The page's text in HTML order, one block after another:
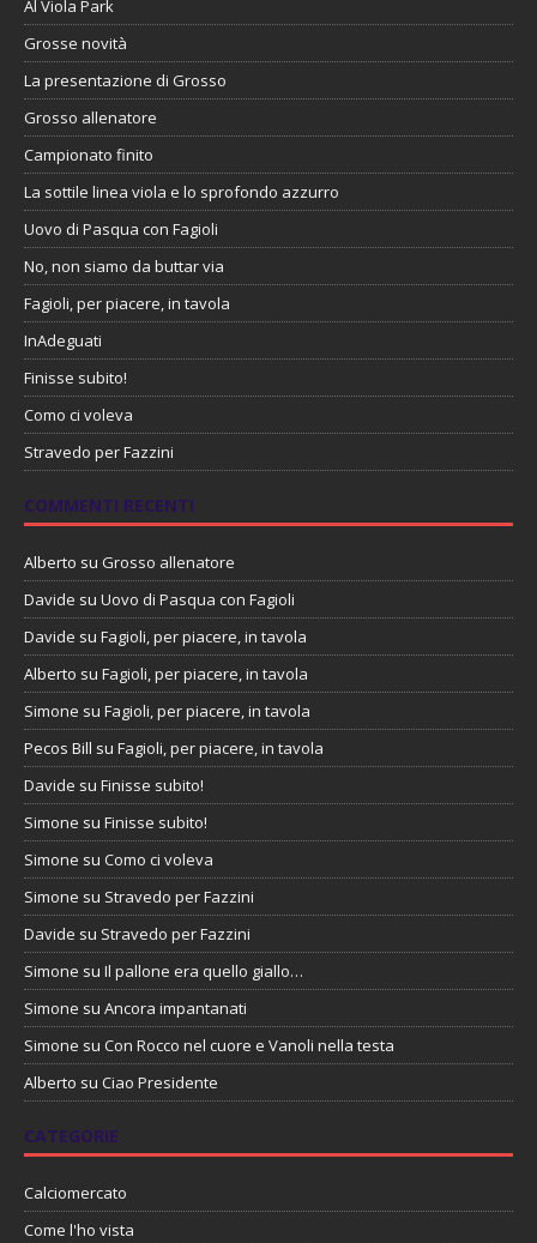
Al Viola Park
Grosse novità
La presentazione di Grosso
Grosso allenatore
Campionato finito
La sottile linea viola e lo sprofondo azzurro
Uovo di Pasqua con Fagioli
No, non siamo da buttar via
Fagioli, per piacere, in tavola
InAdeguati
Finisse subito!
Como ci voleva
Stravedo per Fazzini
COMMENTI RECENTI
Alberto su Grosso allenatore
Davide su Uovo di Pasqua con Fagioli
Davide su Fagioli, per piacere, in tavola
Alberto su Fagioli, per piacere, in tavola
Simone su Fagioli, per piacere, in tavola
Pecos Bill su Fagioli, per piacere, in tavola
Davide su Finisse subito!
Simone su Finisse subito!
Simone su Como ci voleva
Simone su Stravedo per Fazzini
Davide su Stravedo per Fazzini
Simone su Il pallone era quello giallo…
Simone su Ancora impantanati
Simone su Con Rocco nel cuore e Vanoli nella testa
Alberto su Ciao Presidente
CATEGORIE
Calciomercato
Come l'ho vista